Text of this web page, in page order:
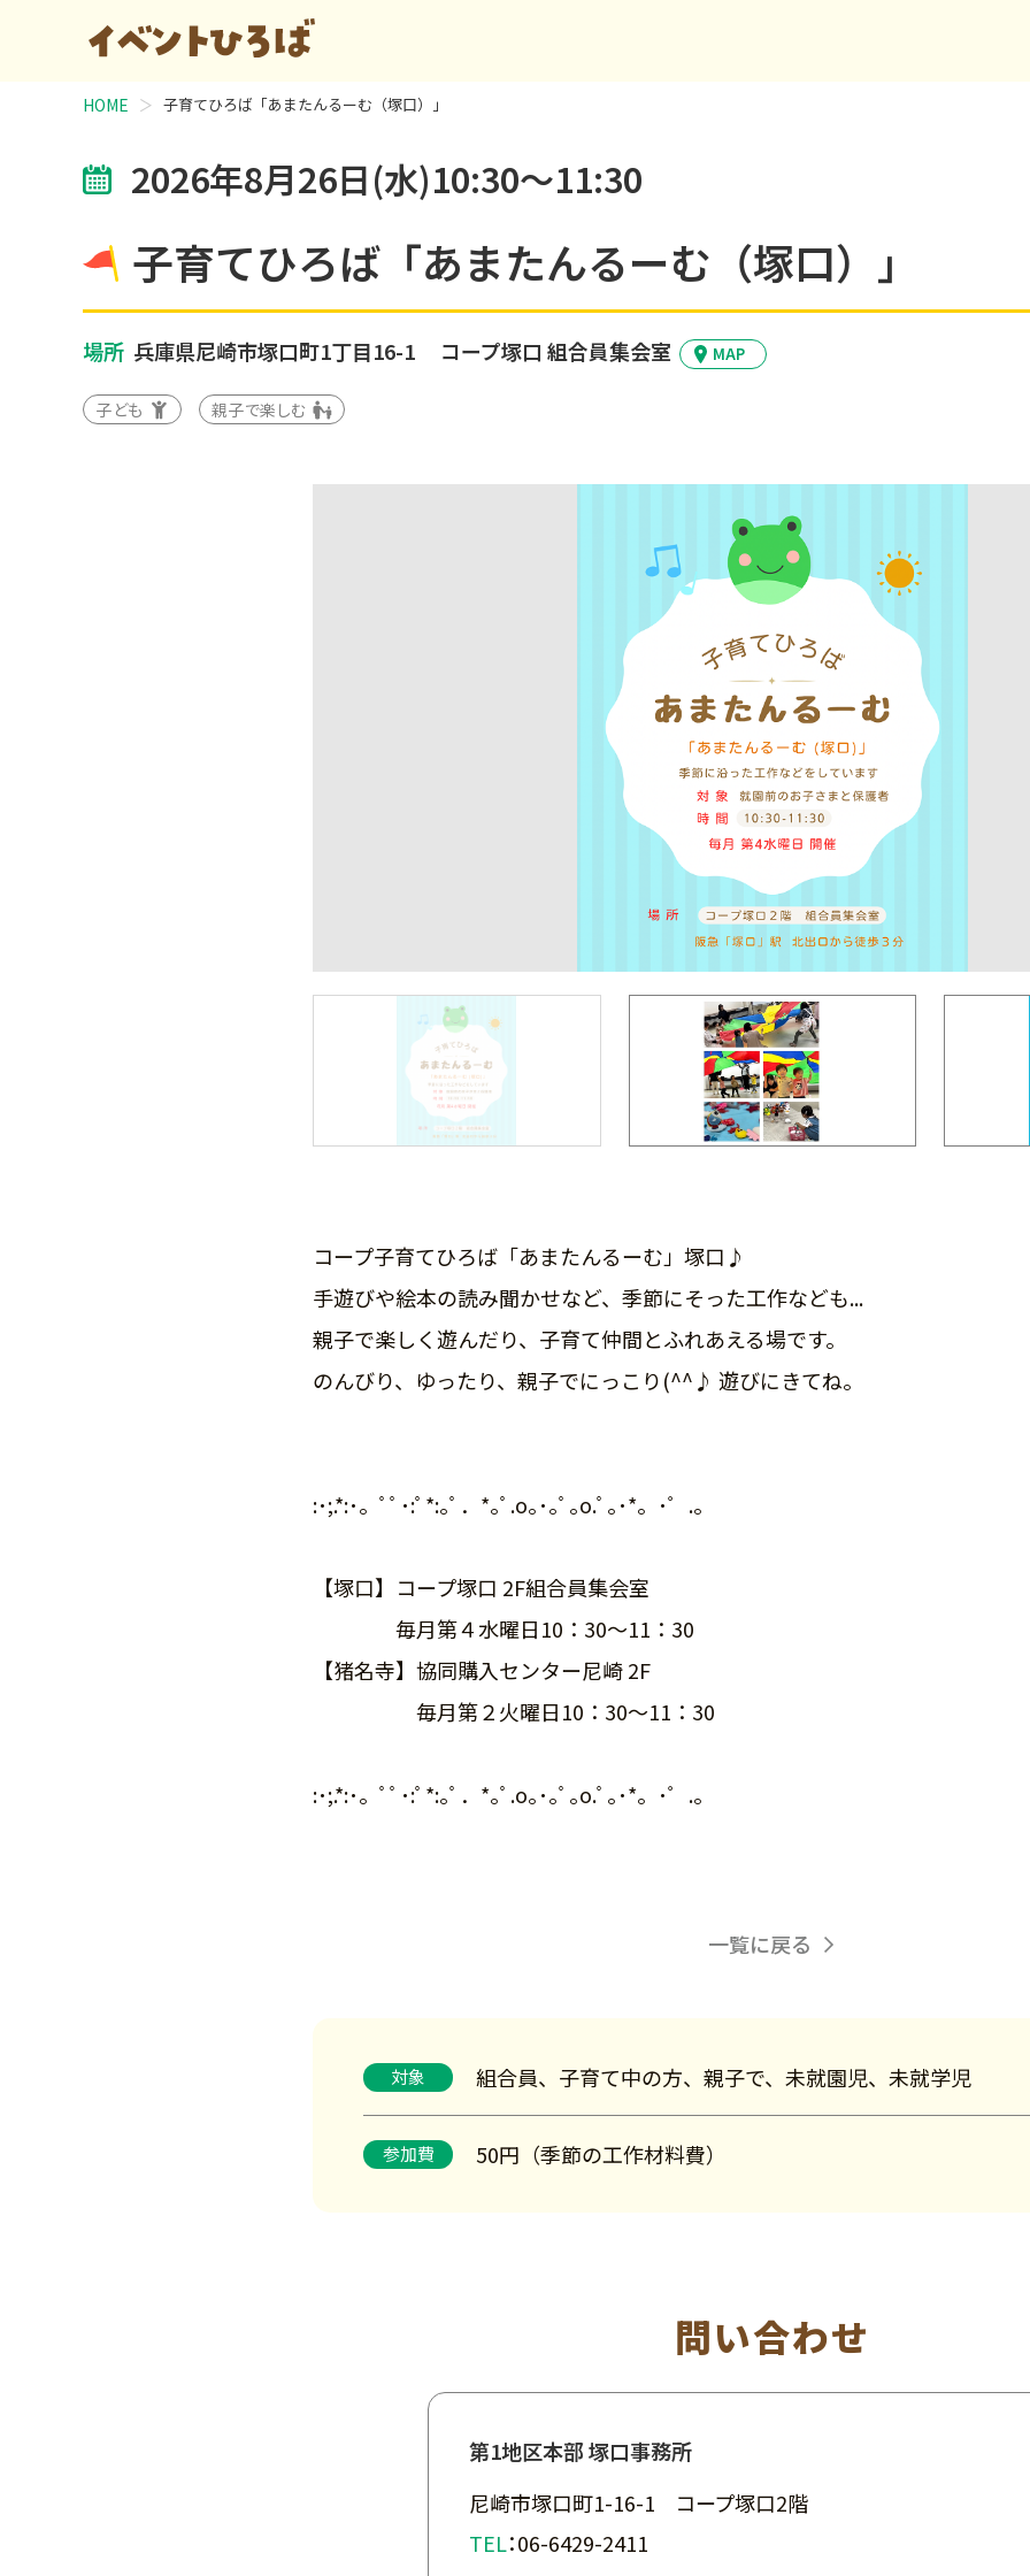
HOME 子育てひろば「あまたんるーむ（塚口）」
2026年8月26日(水)10:30～11:30
子育てひろば「あまたんるーむ（塚口）」
場所 兵庫県尼崎市塚口町1丁目16-1 コープ塚口 組合員集会室 MAP
子ども 親子で楽しむ
コープ子育てひろば「あまたんるーむ」塚口♪
手遊びや絵本の読み聞かせなど、季節にそった工作なども...
親子で楽しく遊んだり、子育て仲間とふれあえる場です。
のんびり、ゆったり、親子でにっこり(^^♪ 遊びにきてね。
:･;.*:･。ﾟﾟ･:ﾟ*:｡ﾟ．*｡ﾟ.o｡･｡ﾟ｡o.ﾟ｡･*。･゜.。
【塚口】コープ塚口 2F組合員集会室
毎月第４水曜日10：30～11：30
【猪名寺】協同購入センター尼崎 2F
毎月第２火曜日10：30～11：30
:･;.*:･。ﾟﾟ･:ﾟ*:｡ﾟ．*｡ﾟ.o｡･｡ﾟ｡o.ﾟ｡･*。･゜.。
一覧に戻る
対象 組合員、子育て中の方、親子で、未就園児、未就学児
参加費 50円（季節の工作材料費）
問い合わせ
第1地区本部 塚口事務所
尼崎市塚口町1-16-1 コープ塚口2階
TEL：06-6429-2411